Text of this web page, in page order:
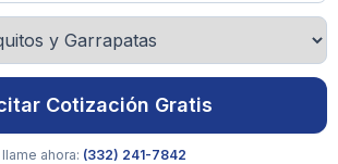
Cotización Gratis
llame ahora: (332) 241-7842